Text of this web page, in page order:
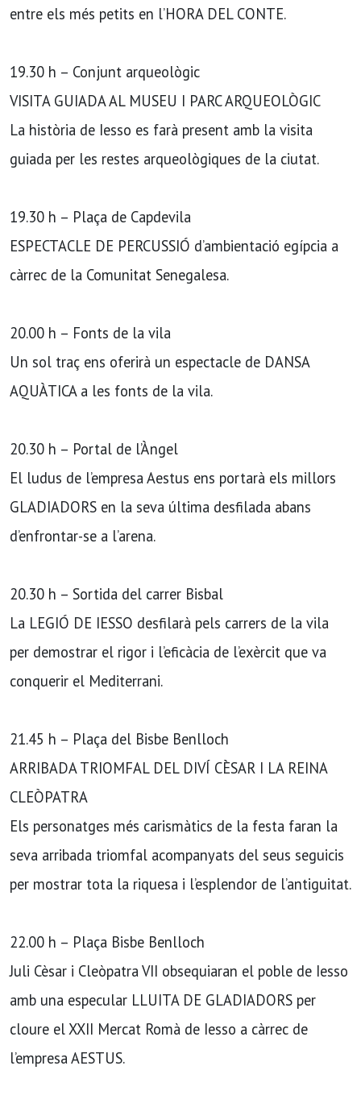
entre els més petits en l’HORA DEL CONTE.
19.30 h – Conjunt arqueològic
VISITA GUIADA AL MUSEU I PARC ARQUEOLÒGIC
La història de Iesso es farà present amb la visita
guiada per les restes arqueològiques de la ciutat.
19.30 h – Plaça de Capdevila
ESPECTACLE DE PERCUSSIÓ d’ambientació egípcia a
càrrec de la Comunitat Senegalesa.
20.00 h – Fonts de la vila
Un sol traç ens oferirà un espectacle de DANSA
AQUÀTICA a les fonts de la vila.
20.30 h – Portal de l’Àngel
El ludus de l’empresa Aestus ens portarà els millors
GLADIADORS en la seva última desfilada abans
d’enfrontar-se a l’arena.
20.30 h – Sortida del carrer Bisbal
La LEGIÓ DE IESSO desfilarà pels carrers de la vila
per demostrar el rigor i l’eficàcia de l’exèrcit que va
conquerir el Mediterrani.
21.45 h – Plaça del Bisbe Benlloch
ARRIBADA TRIOMFAL DEL DIVÍ CÈSAR I LA REINA
CLEÒPATRA
Els personatges més carismàtics de la festa faran la
seva arribada triomfal acompanyats del seus seguicis
per mostrar tota la riquesa i l’esplendor de l’antiguitat.
22.00 h – Plaça Bisbe Benlloch
Juli Cèsar i Cleòpatra VII obsequiaran el poble de Iesso
amb una especular LLUITA DE GLADIADORS per
cloure el XXII Mercat Romà de Iesso a càrrec de
l’empresa AESTUS.